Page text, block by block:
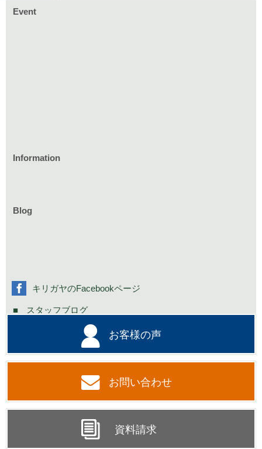
Event
家づくりのイベント情報
Information
お知らせ一覧
Blog
社長の不定期日記
スタッフブログ
お客様の声
お問い合わせ
資料請求
キリガヤのFacebookページ